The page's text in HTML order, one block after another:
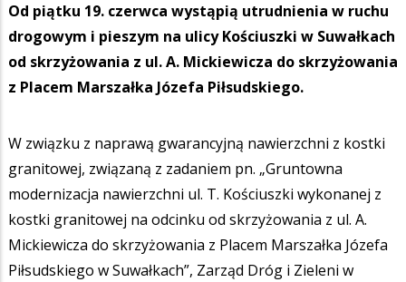
Od piątku 19. czerwca wystąpią utrudnienia w ruchu
drogowym i pieszym na ulicy Kościuszki w Suwałkach
od skrzyżowania z ul. A. Mickiewicza do skrzyżowania
z Placem Marszałka Józefa Piłsudskiego.
W związku z naprawą gwarancyjną nawierzchni z kostki
granitowej, związaną z zadaniem pn. „Gruntowna
modernizacja nawierzchni ul. T. Kościuszki wykonanej z
kostki granitowej na odcinku od skrzyżowania z ul. A.
Mickiewicza do skrzyżowania z Placem Marszałka Józefa
Piłsudskiego w Suwałkach”, Zarząd Dróg i Zieleni w